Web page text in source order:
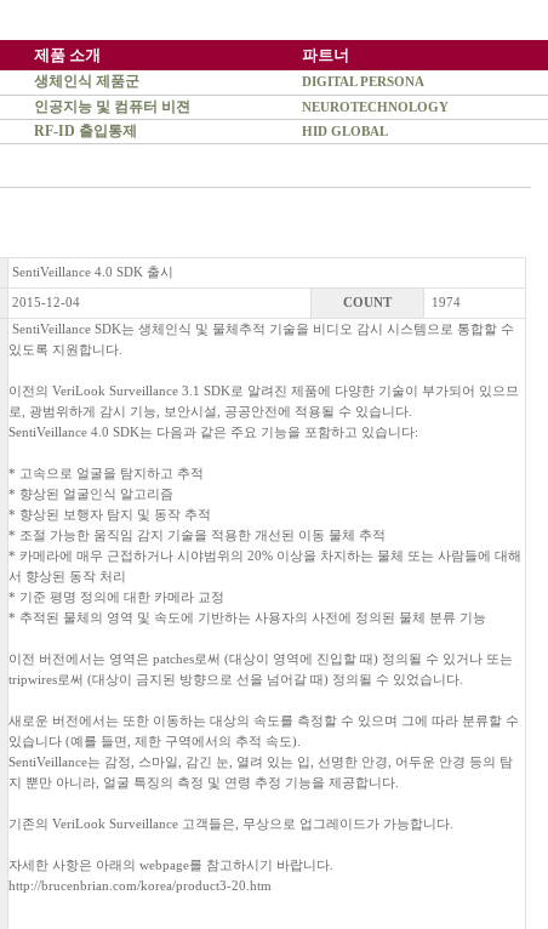
제품 소개 파트너
생체인식 제품군 DIGITAL PERSONA
인공지능 및 컴퓨터 비젼 NEUROTECHNOLOGY
RF-ID 출입통제 HID GLOBAL
SentiVeillance 4.0 SDK 출시
2015-12-04 COUNT 1974
SentiVeillance SDK는 생체인식 및 물체추적 기술을 비디오 감시 시스템으로 통합할 수
있도록 지원합니다.
이전의 VeriLook Surveillance 3.1 SDK로 알려진 제품에 다양한 기술이 부가되어 있으므
로, 광범위하게 감시 기능, 보안시설, 공공안전에 적용될 수 있습니다.
SentiVeillance 4.0 SDK는 다음과 같은 주요 기능을 포함하고 있습니다:
* 고속으로 얼굴을 탐지하고 추적
* 향상된 얼굴인식 알고리즘
* 향상된 보행자 탐지 및 동작 추적
* 조절 가능한 움직임 감지 기술을 적용한 개선된 이동 물체 추적
* 카메라에 매우 근접하거나 시야범위의 20% 이상을 차지하는 물체 또는 사람들에 대해
서 향상된 동작 처리
* 기준 평명 정의에 대한 카메라 교정
* 추적된 물체의 영역 및 속도에 기반하는 사용자의 사전에 정의된 물체 분류 기능
이전 버전에서는 영역은 patches로써 (대상이 영역에 진입할 때) 정의될 수 있거나 또는
tripwires로써 (대상이 금지된 방향으로 선을 넘어갈 때) 정의될 수 있었습니다.
새로운 버전에서는 또한 이동하는 대상의 속도를 측정할 수 있으며 그에 따라 분류할 수
있습니다 (예를 들면, 제한 구역에서의 추적 속도).
SentiVeillance는 감정, 스마일, 감긴 눈, 열려 있는 입, 선명한 안경, 어두운 안경 등의 탐
지 뿐만 아니라, 얼굴 특징의 측정 및 연령 추정 기능을 제공합니다.
기존의 VeriLook Surveillance 고객들은, 무상으로 업그레이드가 가능합니다.
자세한 사항은 아래의 webpage를 참고하시기 바랍니다.
http://brucenbrian.com/korea/product3-20.htm